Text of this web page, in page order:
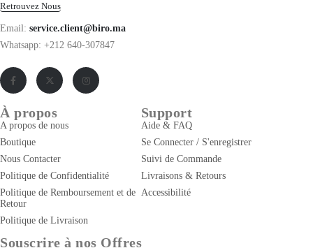
Retrouvez Nous
Email: service.client@biro.ma
Whatsapp: +212 640-307847
À propos
A propos de nous
Boutique
Nous Contacter
Politique de Confidentialité
Politique de Remboursement et de
Retour
Politique de Livraison
Support
Aide & FAQ
Se Connecter / S'enregistrer
Suivi de Commande
Livraisons & Retours
Accessibilité
Souscrire à nos Offres